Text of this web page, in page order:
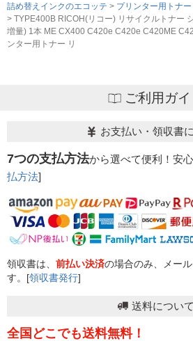
詰め替えインクのエコッテ
プリンター用トナー
TYPE400B RICOH(リコー) リサイクルトナー
増量) 1本 ME CX400 C420e C420e C420ME
ンター用トナー リ
ご利用ガイ
お支払い・領収書
7つの支払方法から選べて便利！安
払方法]
領収書は、 前払い決済の場合のみ、メー
す。[領収書発行]
送料について
全国どこでも送料無料！